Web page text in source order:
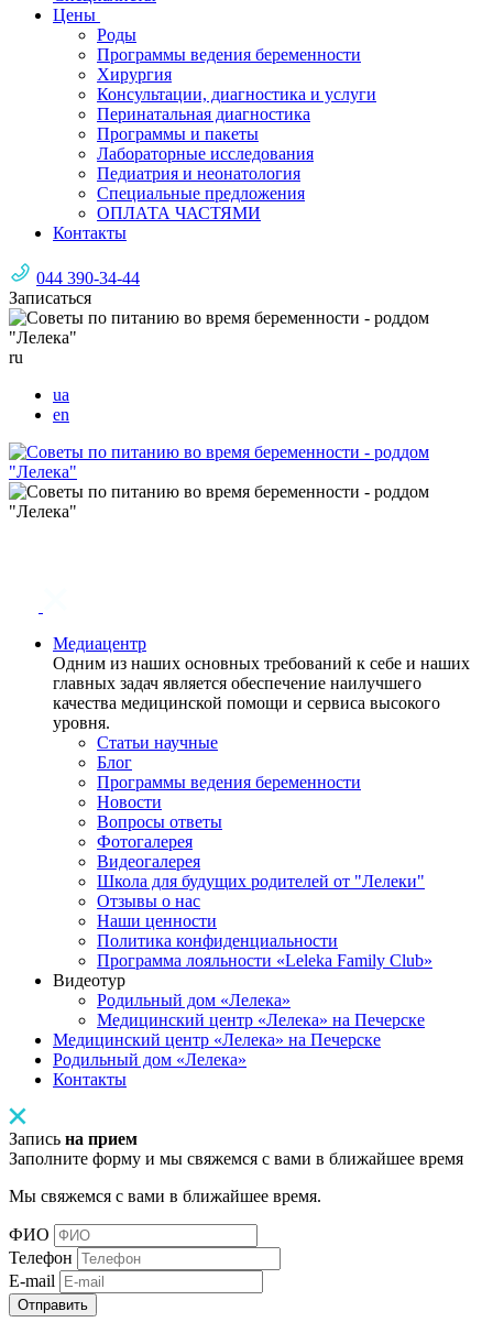
Цены
Роды
Программы ведения беременности
Хирургия
Консультации, диагностика и услуги
Перинатальная диагностика
Программы и пакеты
Лабораторные исследования
Педиатрия и неонатология
Специальные предложения
ОПЛАТА ЧАСТЯМИ
Контакты
044 390-34-44
Записаться
ru
ua
en
Медиацентр
Одним из наших основных требований к себе и наших
главных задач является обеспечение наилучшего
качества медицинской помощи и сервиса высокого
уровня.
Статьи научные
Блог
Программы ведения беременности
Новости
Вопросы ответы
Фотогалерея
Видеогалерея
Школа для будущих родителей от "Лелеки"
Отзывы о нас
Наши ценности
Политика конфиденциальности
Программа лояльности «Leleka Family Club»
Видеотур
Родильный дом «Лелека»
Медицинский центр «Лелека» на Печерске
Медицинский центр «Лелека» на Печерске
Родильный дом «Лелека»
Контакты
Запись на прием
Заполните форму и мы свяжемся с вами в ближайшее время
Мы свяжемся с вами в ближайшее время.
ФИО
Телефон
E-mail
Отправить